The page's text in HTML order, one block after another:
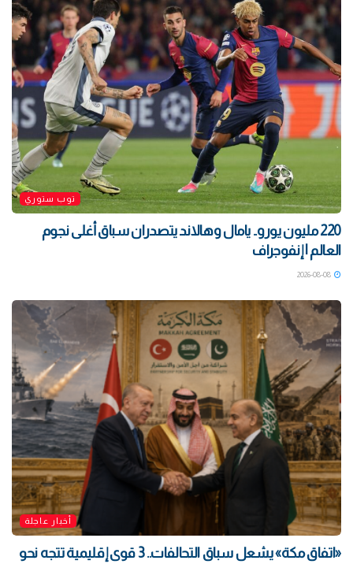
توب ستوري
220 مليون يورو.. يامال وهالاند يتصدران سباق أغلى نجوم
العالم | إنفوجراف
أخبار عاجلة
«اتفاق مكة» يشعل سباق التحالفات.. 3 قوى إقليمية تتجه نحو